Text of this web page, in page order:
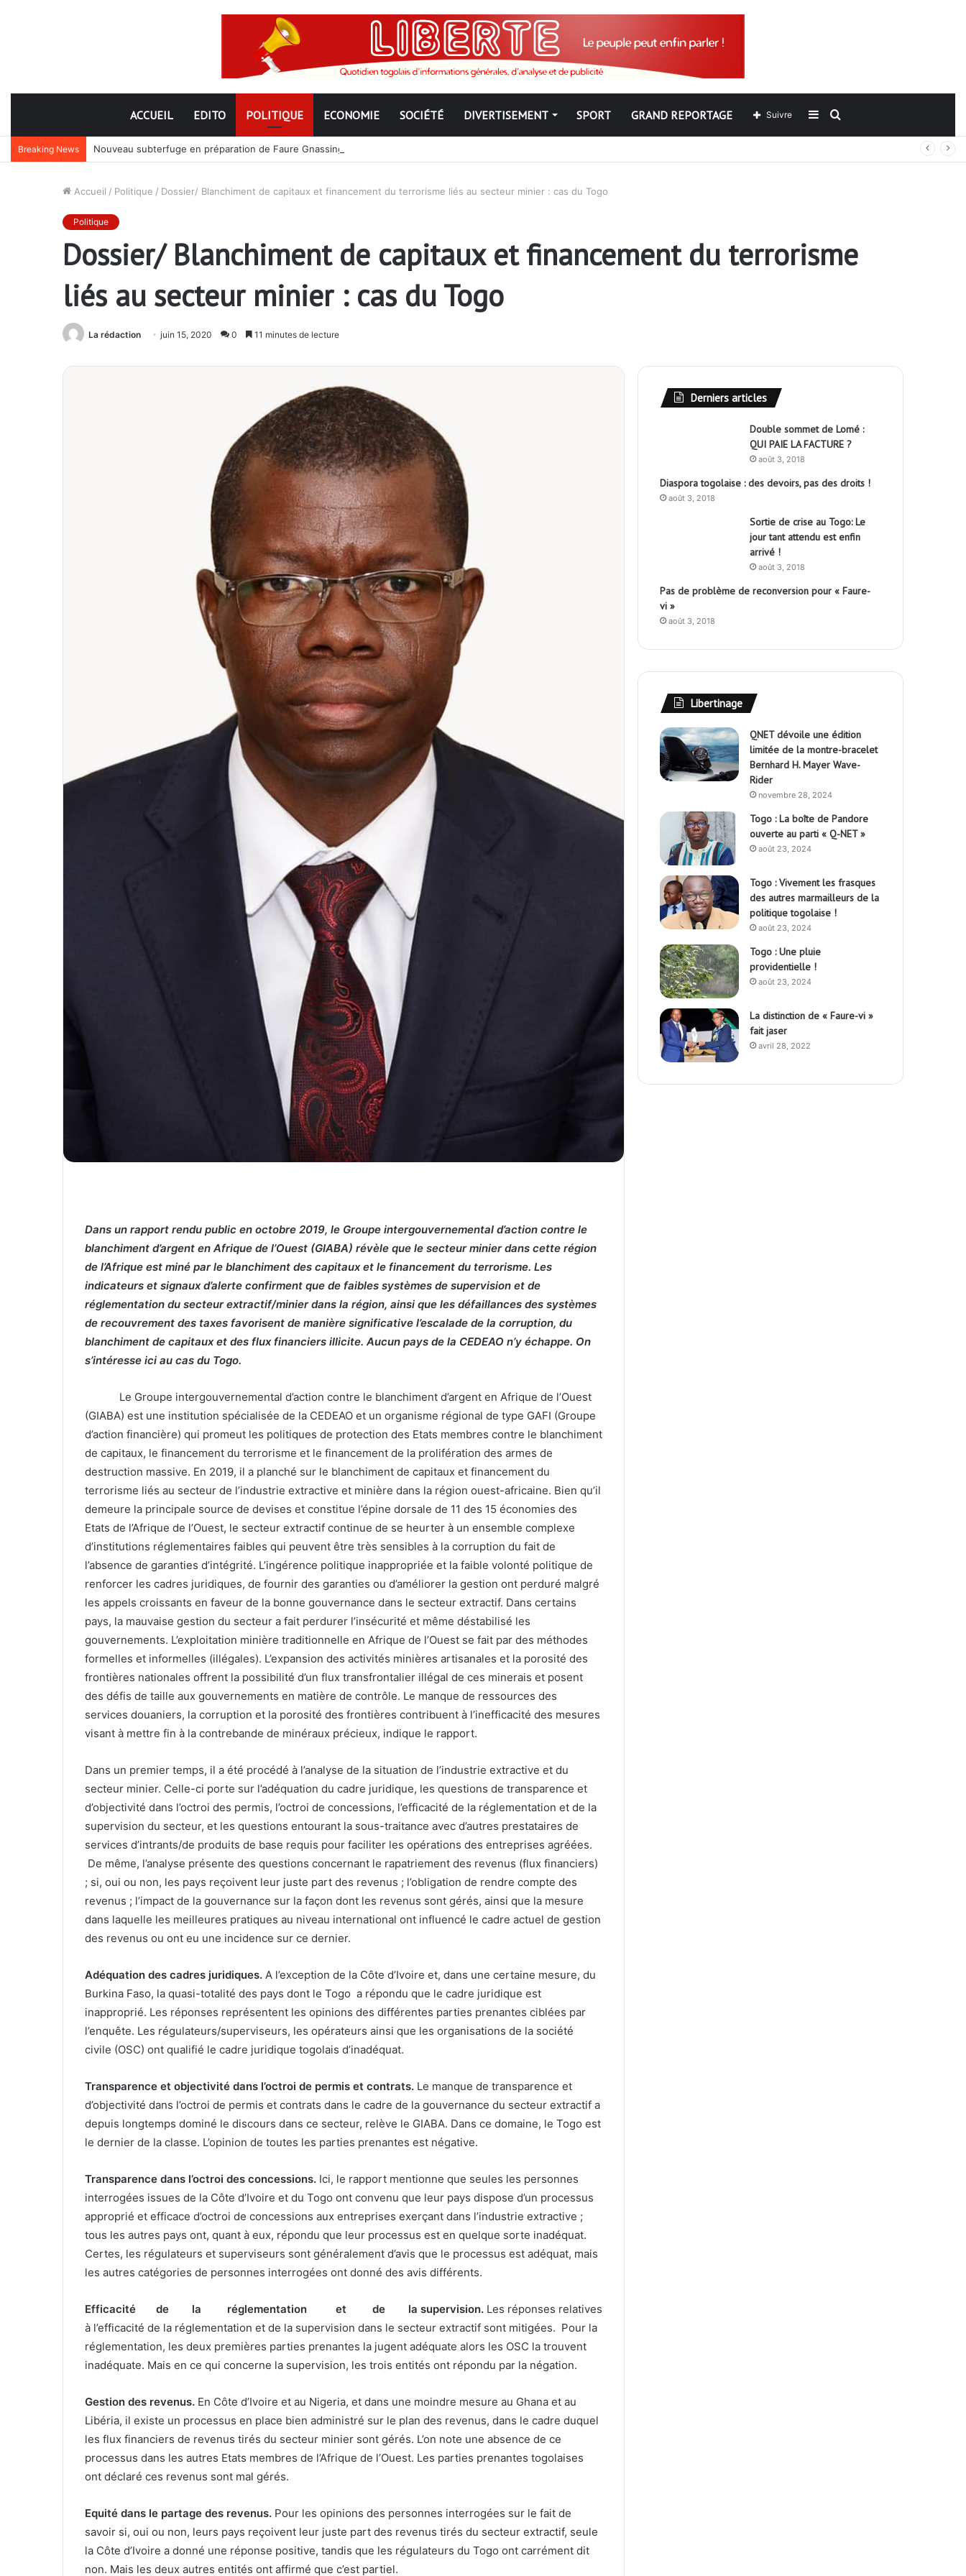
ACCUEIL EDITO POLITIQUE ECONOMIE SOCIÉTÉ DIVERTISEMENT SPORT GRAND REPORTAGE Rechercher
Sidebar
(barre
Suivre
Breaking News Nouveau subterfuge en préparation de Faure Gnassingbé pour ne jamais partir ; les Togolais disent non et sont vent debout
Accueil / Politique / Dossier/ Blanchiment de capitaux et financement du terrorisme liés au secteur minier : cas du Togo
Politique
Dossier/ Blanchiment de capitaux et financement du terrorisme
liés au secteur minier : cas du Togo
La rédaction juin 15, 2020 0 11 minutes de lecture
Dans un rapport rendu public en octobre 2019, le Groupe intergouvernemental d’action contre le
blanchiment d’argent en Afrique de l’Ouest (GIABA) révèle que le secteur minier dans cette région
de l’Afrique est miné par le blanchiment des capitaux et le financement du terrorisme. Les
indicateurs et signaux d’alerte confirment que de faibles systèmes de supervision et de
réglementation du secteur extractif/minier dans la région, ainsi que les défaillances des systèmes
de recouvrement des taxes favorisent de manière significative l’escalade de la corruption, du
blanchiment de capitaux et des flux financiers illicite. Aucun pays de la CEDEAO n’y échappe. On
s’intéresse ici au cas du Togo.
Le Groupe intergouvernemental d’action contre le blanchiment d’argent en Afrique de l’Ouest
(GIABA) est une institution spécialisée de la CEDEAO et un organisme régional de type GAFI (Groupe
d’action financière) qui promeut les politiques de protection des Etats membres contre le blanchiment
de capitaux, le financement du terrorisme et le financement de la prolifération des armes de
destruction massive. En 2019, il a planché sur le blanchiment de capitaux et financement du
terrorisme liés au secteur de l’industrie extractive et minière dans la région ouest-africaine. Bien qu’il
demeure la principale source de devises et constitue l’épine dorsale de 11 des 15 économies des
Etats de l’Afrique de l’Ouest, le secteur extractif continue de se heurter à un ensemble complexe
d’institutions réglementaires faibles qui peuvent être très sensibles à la corruption du fait de
l’absence de garanties d’intégrité. L’ingérence politique inappropriée et la faible volonté politique de
renforcer les cadres juridiques, de fournir des garanties ou d’améliorer la gestion ont perduré malgré
les appels croissants en faveur de la bonne gouvernance dans le secteur extractif. Dans certains
pays, la mauvaise gestion du secteur a fait perdurer l’insécurité et même déstabilisé les
gouvernements. L’exploitation minière traditionnelle en Afrique de l’Ouest se fait par des méthodes
formelles et informelles (illégales). L’expansion des activités minières artisanales et la porosité des
frontières nationales offrent la possibilité d’un flux transfrontalier illégal de ces minerais et posent
des défis de taille aux gouvernements en matière de contrôle. Le manque de ressources des
services douaniers, la corruption et la porosité des frontières contribuent à l’inefficacité des mesures
visant à mettre fin à la contrebande de minéraux précieux, indique le rapport.
Dans un premier temps, il a été procédé à l’analyse de la situation de l’industrie extractive et du
secteur minier. Celle-ci porte sur l’adéquation du cadre juridique, les questions de transparence et
d’objectivité dans l’octroi des permis, l’octroi de concessions, l’efficacité de la réglementation et de la
supervision du secteur, et les questions entourant la sous-traitance avec d’autres prestataires de
services d’intrants/de produits de base requis pour faciliter les opérations des entreprises agréées.
De même, l’analyse présente des questions concernant le rapatriement des revenus (flux financiers)
; si, oui ou non, les pays reçoivent leur juste part des revenus ; l’obligation de rendre compte des
revenus ; l’impact de la gouvernance sur la façon dont les revenus sont gérés, ainsi que la mesure
dans laquelle les meilleures pratiques au niveau international ont influencé le cadre actuel de gestion
des revenus ou ont eu une incidence sur ce dernier.
Adéquation des cadres juridiques. A l’exception de la Côte d’Ivoire et, dans une certaine mesure, du
Burkina Faso, la quasi-totalité des pays dont le Togo a répondu que le cadre juridique est
inapproprié. Les réponses représentent les opinions des différentes parties prenantes ciblées par
l’enquête. Les régulateurs/superviseurs, les opérateurs ainsi que les organisations de la société
civile (OSC) ont qualifié le cadre juridique togolais d’inadéquat.
Transparence et objectivité dans l’octroi de permis et contrats. Le manque de transparence et
d’objectivité dans l’octroi de permis et contrats dans le cadre de la gouvernance du secteur extractif a
depuis longtemps dominé le discours dans ce secteur, relève le GIABA. Dans ce domaine, le Togo est
le dernier de la classe. L’opinion de toutes les parties prenantes est négative.
Transparence dans l’octroi des concessions. Ici, le rapport mentionne que seules les personnes
interrogées issues de la Côte d’Ivoire et du Togo ont convenu que leur pays dispose d’un processus
approprié et efficace d’octroi de concessions aux entreprises exerçant dans l’industrie extractive ;
tous les autres pays ont, quant à eux, répondu que leur processus est en quelque sorte inadéquat.
Certes, les régulateurs et superviseurs sont généralement d’avis que le processus est adéquat, mais
les autres catégories de personnes interrogées ont donné des avis différents.
Efficacité de la réglementation et de la supervision. Les réponses relatives
à l’efficacité de la réglementation et de la supervision dans le secteur extractif sont mitigées. Pour la
réglementation, les deux premières parties prenantes la jugent adéquate alors les OSC la trouvent
inadéquate. Mais en ce qui concerne la supervision, les trois entités ont répondu par la négation.
Gestion des revenus. En Côte d’Ivoire et au Nigeria, et dans une moindre mesure au Ghana et au
Libéria, il existe un processus en place bien administré sur le plan des revenus, dans le cadre duquel
les flux financiers de revenus tirés du secteur minier sont gérés. L’on note une absence de ce
processus dans les autres Etats membres de l’Afrique de l’Ouest. Les parties prenantes togolaises
ont déclaré ces revenus sont mal gérés.
Equité dans le partage des revenus. Pour les opinions des personnes interrogées sur le fait de
savoir si, oui ou non, leurs pays reçoivent leur juste part des revenus tirés du secteur extractif, seule
la Côte d’Ivoire a donné une réponse positive, tandis que les régulateurs du Togo ont carrément dit
non. Mais les deux autres entités ont affirmé que c’est partiel.
Derniers articles
Double sommet de Lomé :
QUI PAIE LA FACTURE ?
août 3, 2018
Diaspora togolaise : des devoirs, pas des droits !
août 3, 2018
Sortie de crise au Togo: Le
jour tant attendu est enfin
arrivé !
août 3, 2018
Pas de problème de reconversion pour « Faure-
vi »
août 3, 2018
Libertinage
QNET dévoile une édition
limitée de la montre-bracelet
Bernhard H. Mayer Wave-
Rider
novembre 28, 2024
Togo : La boîte de Pandore
ouverte au parti « Q-NET »
août 23, 2024
Togo : Vivement les frasques
des autres marmailleurs de la
politique togolaise !
août 23, 2024
Togo : Une pluie
providentielle !
août 23, 2024
La distinction de « Faure-vi »
fait jaser
avril 28, 2022